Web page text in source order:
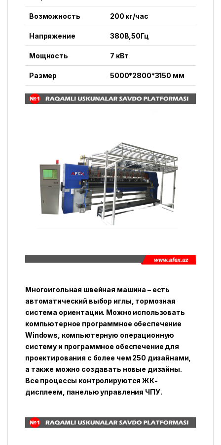
Возможность 200 кг/час
Напряжение 380В,50Гц
Мощность 7 кВт
Размер 5000*2800*3150 мм
Многоигольная швейная машина – есть
автоматический выбор иглы, тормозная
система ориентации. Можно использовать
компьютерное программное обеспечение
Windows, компьютерную операционную
систему и программное обеспечение для
проектирования с более чем 250 дизайнами,
а также можно создавать новые дизайны.
Все процессы контролируются ЖК-
дисплеем, панелью управления ЧПУ.